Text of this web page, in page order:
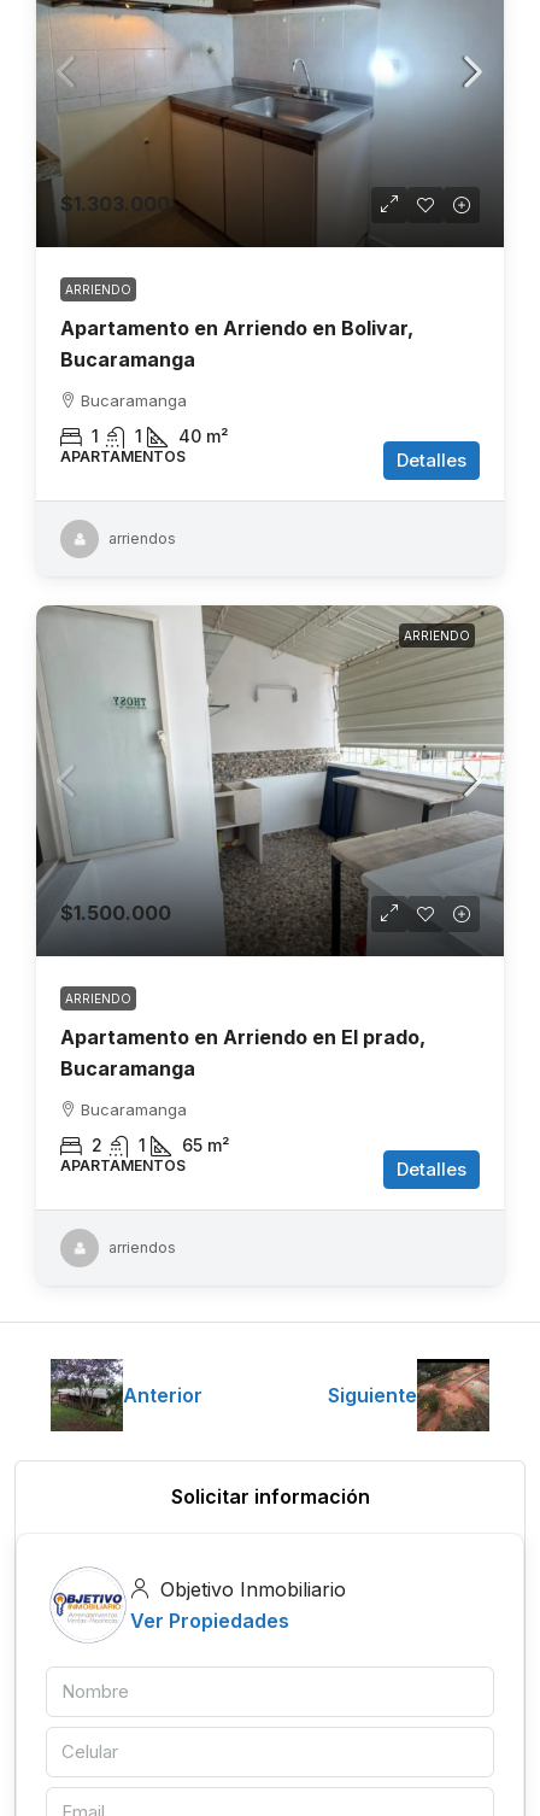
$1.303.000
ARRIENDO
Apartamento en Arriendo en Bolivar,
Bucaramanga
Bucaramanga
1 1 40 m²
APARTAMENTOS Detalles
arriendos
ARRIENDO
$1.500.000
ARRIENDO
Apartamento en Arriendo en El prado,
Bucaramanga
Bucaramanga
2 1 65 m²
APARTAMENTOS Detalles
arriendos
Anterior Siguiente
Solicitar información
Objetivo Inmobiliario
Ver Propiedades